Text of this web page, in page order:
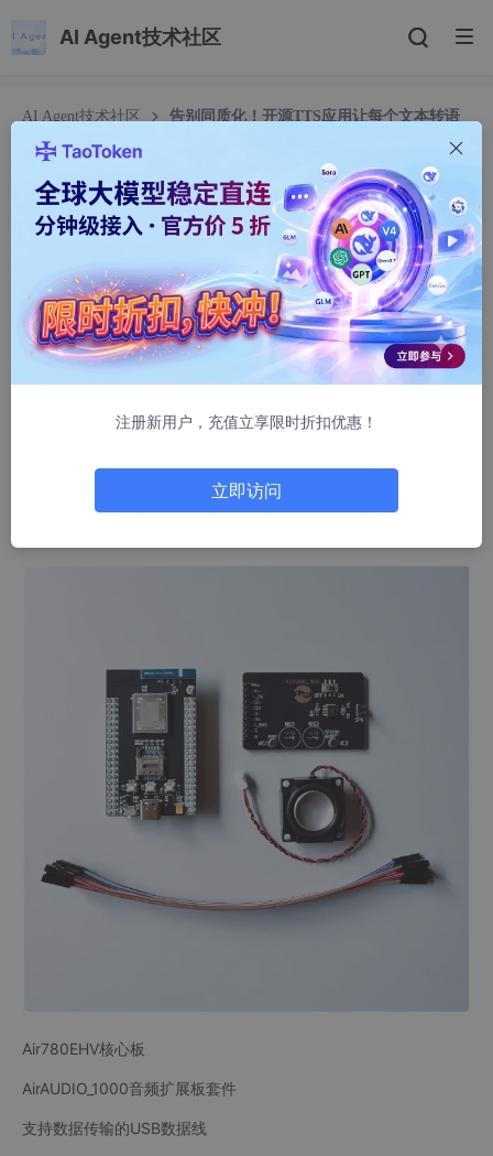
AI Agent技术社区
AI Agent技术社区
告别同质化！开源TTS应用让每个文本转语
告别同质化！开源TTS应用让每个文本转语音都独
一无二
板图艺术家
368人浏览 · 2025-08-20 12:15:00
开源TTS应用为个性化语音合成提供终极解决方案。通过开放源代
码，大家可自由调整语音参数、融合个人特色，甚至训练专属AI模
型，让每个转化后的声音都成为独特标识。
本文将以Air780EHV核心板为例，外接AirAUDIO_1000音频扩展板
一、主要硬件准备
Air780EHV核心板
AirAUDIO_1000音频扩展板套件
支持数据传输的USB数据线
注册新用户，充值立享限时折扣优惠！
立即访问